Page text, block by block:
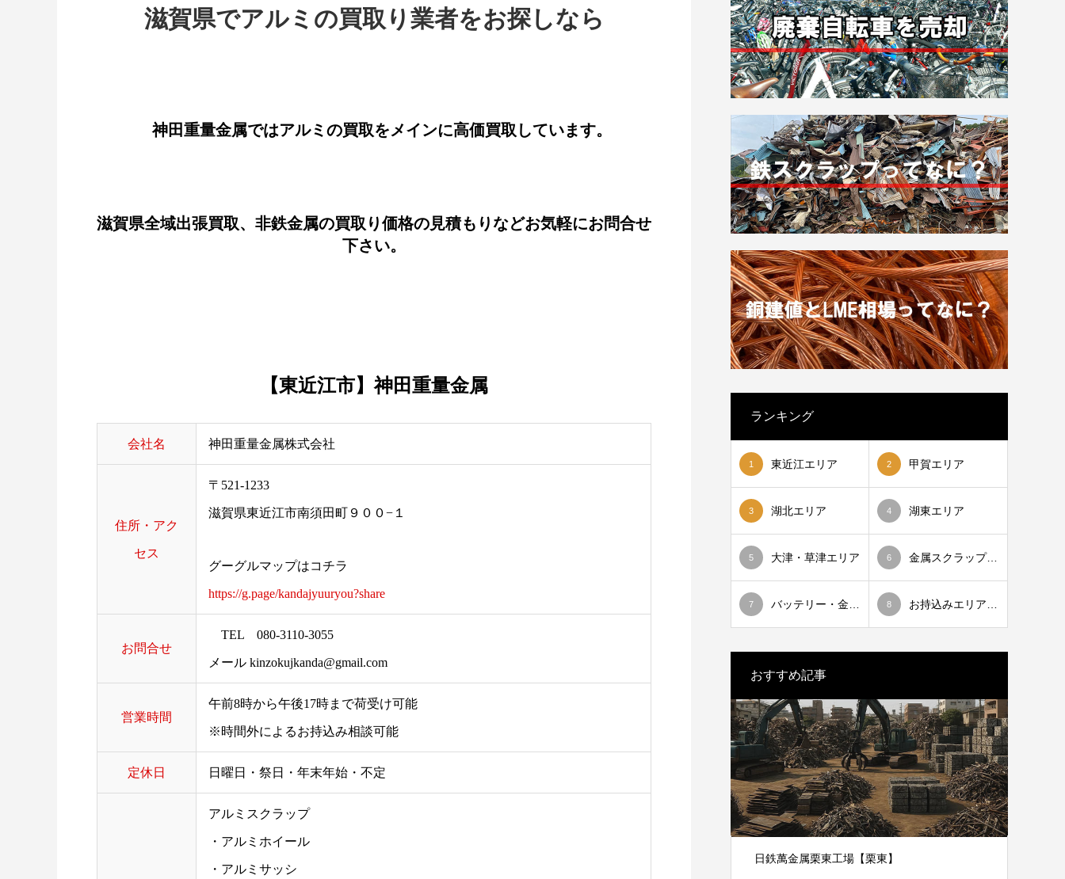
滋賀県でアルミの買取り業者をお探しなら
神田重量金属ではアルミの買取をメインに高価買取しています。
滋賀県全域出張買取、非鉄金属の買取り価格の見積もりなどお気軽にお問合せ
下さい。
【東近江市】神田重量金属
会社名 神田重量金属株式会社
住所・アク
セス
〒521-1233
滋賀県東近江市南須田町９００−１
グーグルマップはコチラ
https://g.page/kandajyuuryou?share
お問合せ
TEL 080-3110-3055
メール kinzokujkanda@gmail.com
営業時間
午前8時から午後17時まで荷受け可能
※時間外によるお持込み相談可能
定休日 日曜日・祭日・年末年始・不定
アルミスクラップ
・アルミホイール
・アルミサッシ
ランキング
1 東近江エリア 2 甲賀エリア
3 湖北エリア 4 湖東エリア
5 大津・草津エリア 6 金属スクラップ相場情報
7 8
おすすめ記事
日鉄萬金属栗東工場【栗東】